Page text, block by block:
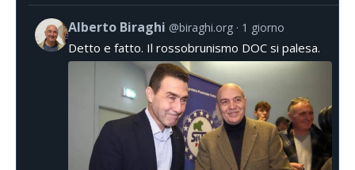
Alberto Biraghi @biraghi.org 1 giorno
Detto e fatto. Il rossobrunismo DOC si palesa.